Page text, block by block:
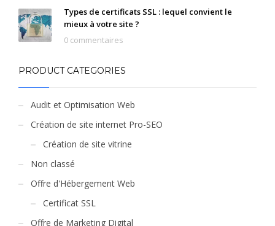
Types de certificats SSL : lequel convient le
mieux à votre site ?
0 commentaires
PRODUCT CATEGORIES
Audit et Optimisation Web
Création de site internet Pro-SEO
Création de site vitrine
Non classé
Offre d'Hébergement Web
Certificat SSL
Offre de Marketing Digital